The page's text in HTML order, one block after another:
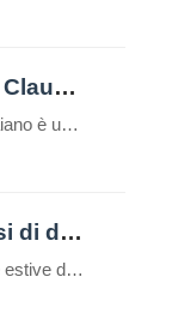
Porti Imperiali di Claudio e Traiano
Il parco del Porto di Traiano è un paesaggio di grandissimo valore culturale e naturale, in cui i resti dell’antico impianto portuale si legano al patrimonio arboreo e agli specchi d’acqua, in una unità armonica resa suggestiva dalle tracce del tempo
Aqua World: Oasi di divertimento cinematografico
Quando le temperature estive della Capitale cominciano a farsi roventi, c’è un luogo alle porte di Roma capace di trasformare la calura in un’avventura rinfrescante a ritmo di cinema, adrenalina e relax. Si tratta di Aqua World, l’esclusivo parco acquatico di Cinecittà World situato a Castel Romano. Concepito come un vero e proprio “paradiso acquatico” […]